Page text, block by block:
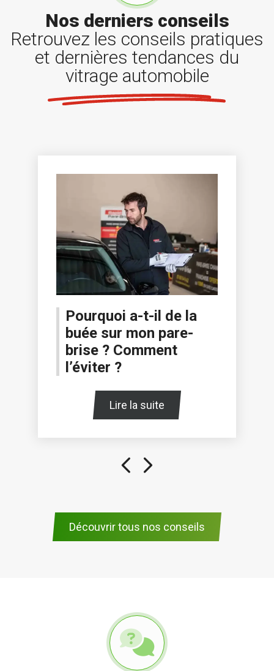
Nos derniers conseils
Retrouvez les conseils pratiques
et dernières tendances du
vitrage automobile
Pourquoi a-t-il de la
buée sur mon pare-
brise ? Comment
l’éviter ?
Lire la suite
Découvrir tous nos conseils